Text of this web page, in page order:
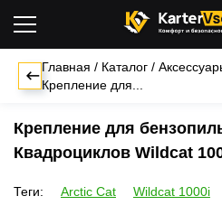
Главная / Каталог /
Крепление для...
Крепление для
Квадроциклов Wildcat
Теги: Arctic Cat Wildcat 1000i